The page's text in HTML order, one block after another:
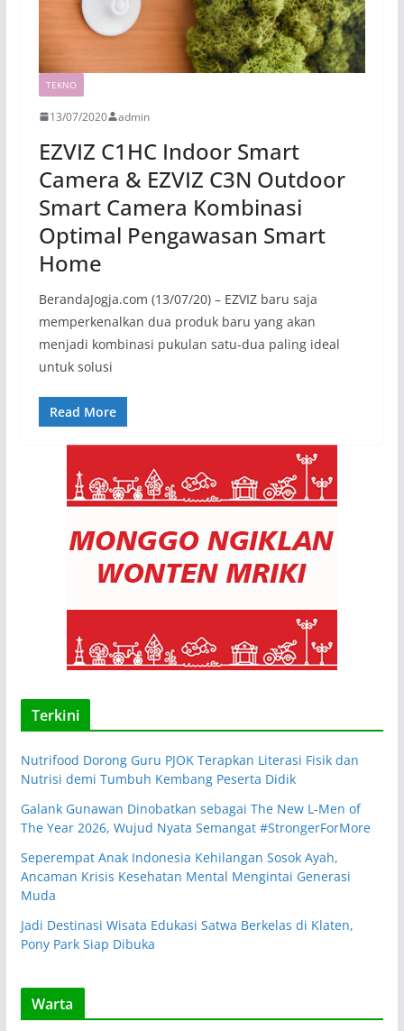
TEKNO
13/07/2020 admin
EZVIZ C1HC Indoor Smart
Camera & EZVIZ C3N Outdoor
Smart Camera Kombinasi
Optimal Pengawasan Smart
Home
BerandaJogja.com (13/07/20) – EZVIZ baru saja
memperkenalkan dua produk baru yang akan
menjadi kombinasi pukulan satu-dua paling ideal
untuk solusi
Read More
Terkini
Nutrifood Dorong Guru PJOK Terapkan Literasi Fisik dan
Nutrisi demi Tumbuh Kembang Peserta Didik
Galank Gunawan Dinobatkan sebagai The New L-Men of
The Year 2026, Wujud Nyata Semangat #StrongerForMore
Seperempat Anak Indonesia Kehilangan Sosok Ayah,
Ancaman Krisis Kesehatan Mental Mengintai Generasi
Muda
Jadi Destinasi Wisata Edukasi Satwa Berkelas di Klaten,
Pony Park Siap Dibuka
Warta